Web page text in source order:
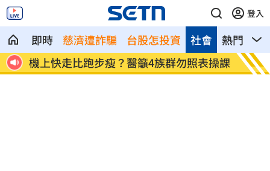
登入
即時 慈濟遭詐騙 台股怎投資 熱門 影
社會
課 遲到1分被迫請事假1hr！最慘苦主現身說
法
駐外
說